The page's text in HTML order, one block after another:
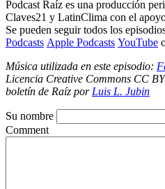
Podcast Raíz es una producción
Claves21 y LatinClima con el
Se pueden seguir todos los
Podcasts Apple Podcasts YouTube
Música utilizada en este episodio:
Licencia Creative Commons CC
boletín de Raíz por Luis L. Jubin
Su nombre
Comment